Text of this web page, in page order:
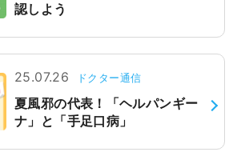
認しよう
25.07.26 ドクター通信
夏風邪の代表！「ヘルパンギー
ナ」と「手足口病」